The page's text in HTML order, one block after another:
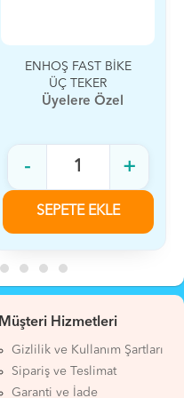
ENHOŞ FAST BİKE
ÜÇ TEKER
Üyelere Özel
- +
SEPETE EKLE
Müşteri Hizmetleri
Gizlilik ve Kullanım Şartları
Sipariş ve Teslimat
Garanti ve İade